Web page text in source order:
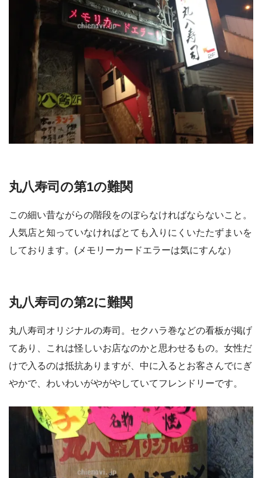
丸八寿司の第1の難関
この細い昔ながらの階段をのぼらなければならないこと。
人気店と知っていなければとても入りにくいたたずまいを
しております。(メモリーカードエラーは気にすんな）
丸八寿司の第2に難関
丸八寿司オリジナルの寿司。セクハラ巻などの看板が掲げ
てあり、これは怪しいお店なのかと思わせるもの。女性だ
けで入るのは抵抗ありますが、中に入るとお客さんでにぎ
やかで、わいわいがやがやしていてフレンドリーです。